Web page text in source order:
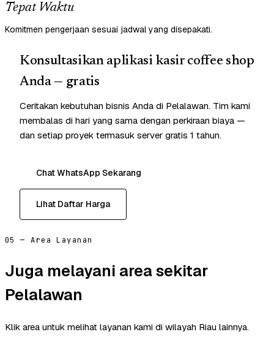
Tepat Waktu
Komitmen pengerjaan sesuai jadwal yang disepakati.
Konsultasikan aplikasi kasir coffee shop
Anda — gratis
Ceritakan kebutuhan bisnis Anda di Pelalawan. Tim kami
membalas di hari yang sama dengan perkiraan biaya —
dan setiap proyek termasuk server gratis 1 tahun.
Chat WhatsApp Sekarang
Lihat Daftar Harga
05 — Area Layanan
Juga melayani area sekitar
Pelalawan
Klik area untuk melihat layanan kami di wilayah Riau lainnya.